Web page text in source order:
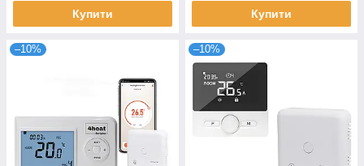
Купити Купити
–10% –10%